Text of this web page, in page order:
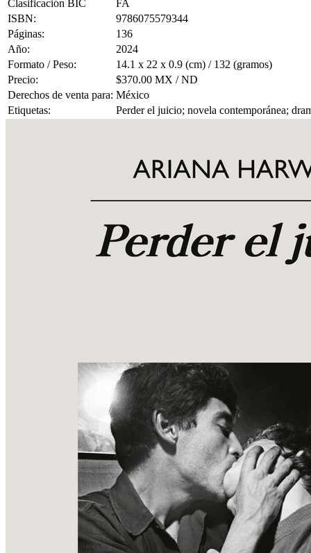
Clasificación BIC
FA
ISBN:
9786075579344
Páginas:
136
Año:
2024
Formato / Peso:
14.1 x 22 x 0.9 (cm) / 132 (gramos)
Precio:
$370.00 MX / ND
Derechos de venta para: México
Etiquetas:
Perder el juicio; novela contemporánea;